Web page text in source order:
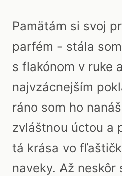
Pamätám si svoj
parfém - stála
s flakónom v ruke
najvzácnejším
ráno som ho
zvláštnou úctou a
tá krása vo
naveky. Až neskôr